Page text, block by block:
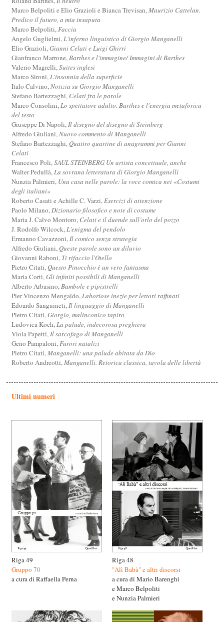
Marco Belpoliti e Elio Grazioli e Bianca Trevisan,Maurizio Cattelan.
Predico il futuro, a mia insaputa
Marco Belpoliti,Faccia
Angelo Guglielmi,L'inferno linguistico di Giorgio Manganelli
Elio Grazioli,Gianni Celati e Luigi Ghirri
Gianfranco Marrone,Barthes e l'immagine/ Immagini di Barthes
Valerio Magrelli,Suites inglesi
Marco Sironi,L'insonnia della superficie
Italo Calvino,Notizia su Giorgio Manganelli
Stefano Bartezzaghi, Celati fra le parole
Marco Consolini,Lo spettatore adulto. Barthes e l'energia metaforica
del testo
Giuseppe Di Napoli,Il disegno del disegno di Steinberg
Alfredo Giuliani,Nuovo commento di Manganelli
Stefano Bartezzaghi,Quattro quartine di anagrammi per Gianni
Celati
Francesco Poli,SAUL STEINBERG Un artista concettuale, anche
Walter Pedullà,La sovrana letteratura di Giorgio Manganelli
Nunzia Palmieri, Una casa nelle parole: la voce comica nei «Costumi
degli italiani»
Roberto Casati e Achille C. Varzi,Esercizi di attenzione
Paolo Milano,Dizionario filosofico e note di costume
Maria J. Calvo Montoro, Celati e il duende sull’orlo del pozzo
J. Rodolfo Wilcock,L'enigma del pendolo
Ermanno Cavazzoni,Il comico senza strategia
Alfredo Giuliani,Queste parole sono un diluvio
Giovanni Raboni, Ti rifaccio l'Otello
Pietro Citati,Questo Pinocchio è un vero fantasma
Maria Corti,Gli infiniti possibili di Manganelli
Alberto Arbasino,Bambole e pipistrelli
Pier Vincenzo Mengaldo,Laboriose inezie per lettori raffinati
Edoardo Sanguineti,Il linguaggio di Manganelli
Pietro Citati,Giorgio, malinconico tapiro
Ludovica Koch,La palude, indecorosa preghiera
Viola Papetti,Il sarcofago di Manganelli
Geno Pampaloni,Furori natalizi
Pietro Citati,Manganelli: una palude abitata da Dio
Roberto Andreotti,Manganelli. Retorica classica, tavola delle libertà
Ultimi numeri
Riga 49
Gruppo 70
a cura di Raffaella Perna
Riga 48
"Alì Babà" e altri discorsi
a cura di Mario Barenghi
e Marco Belpoliti
e Nunzia Palmieri